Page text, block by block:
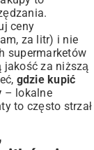
ceny
za litr) i nie
supermarketów
za niższą
gdzie kupić
– lokalne
to często strzał